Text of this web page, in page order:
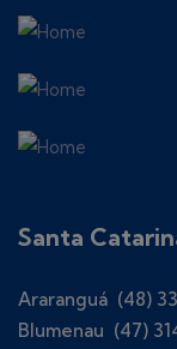
Santa
Araranguá (48)
Blumenau (47)